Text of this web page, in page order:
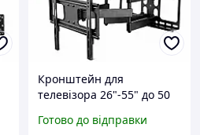
Кронштейн для
телевізора 26"-55" до 50
кріплення на стіну для ТВ
Готово до відправки